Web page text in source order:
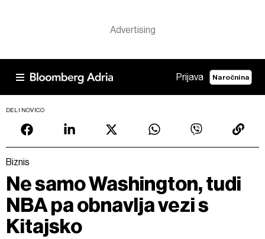
Prijava Naročnina
DELI NOVICO
Biznis
Ne samo Washington, tudi
NBA pa obnavlja vezi s
Kitajsko